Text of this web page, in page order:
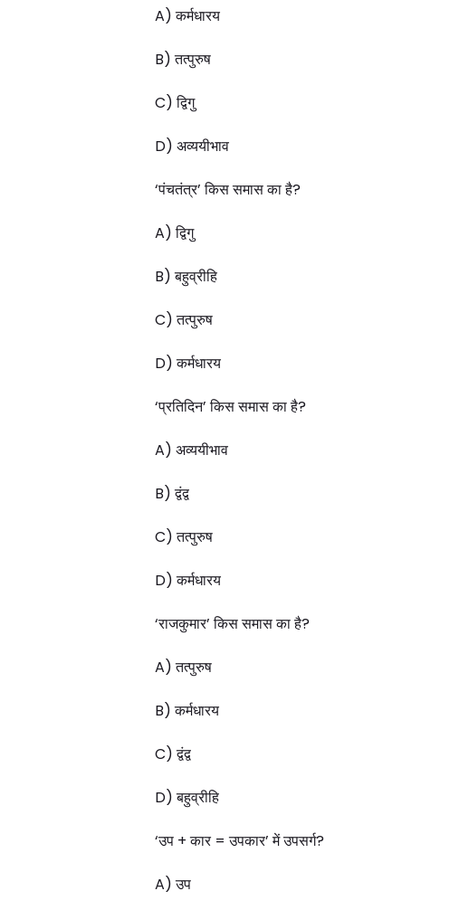
A) कर्मधारय
B) तत्पुरुष
C) द्विगु
D) अव्ययीभाव
‘पंचतंत्र’ किस समास का है?
A) द्विगु
B) बहुव्रीहि
C) तत्पुरुष
D) कर्मधारय
‘प्रतिदिन’ किस समास का है?
A) अव्ययीभाव
B) द्वंद्व
C) तत्पुरुष
D) कर्मधारय
‘राजकुमार’ किस समास का है?
A) तत्पुरुष
B) कर्मधारय
C) द्वंद्व
D) बहुव्रीहि
‘उप + कार = उपकार’ में उपसर्ग?
A) उप